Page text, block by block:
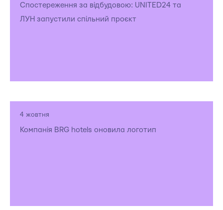
Спостереження за відбудовою: UNITED24 та
ЛУН запустили спільний проєкт
4 жовтня
Компанія BRG hotels оновила логотип